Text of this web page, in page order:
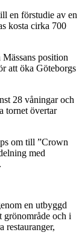
en förstudie av en
kosta cirka 700
position
att öka Göteborgs
28 våningar och
tornet övertar
om till ”Crown
med
en utbyggd
grönområde och i
restauranger,